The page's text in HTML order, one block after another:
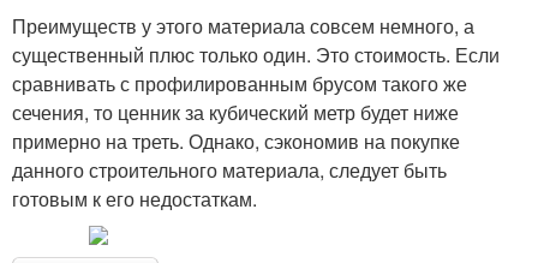
Преимуществ у этого материала совсем немного, а
существенный плюс только один. Это стоимость. Если
сравнивать с профилированным брусом такого же
сечения, то ценник за кубический метр будет ниже
примерно на треть. Однако, сэкономив на покупке
данного строительного материала, следует быть
готовым к его недостаткам.